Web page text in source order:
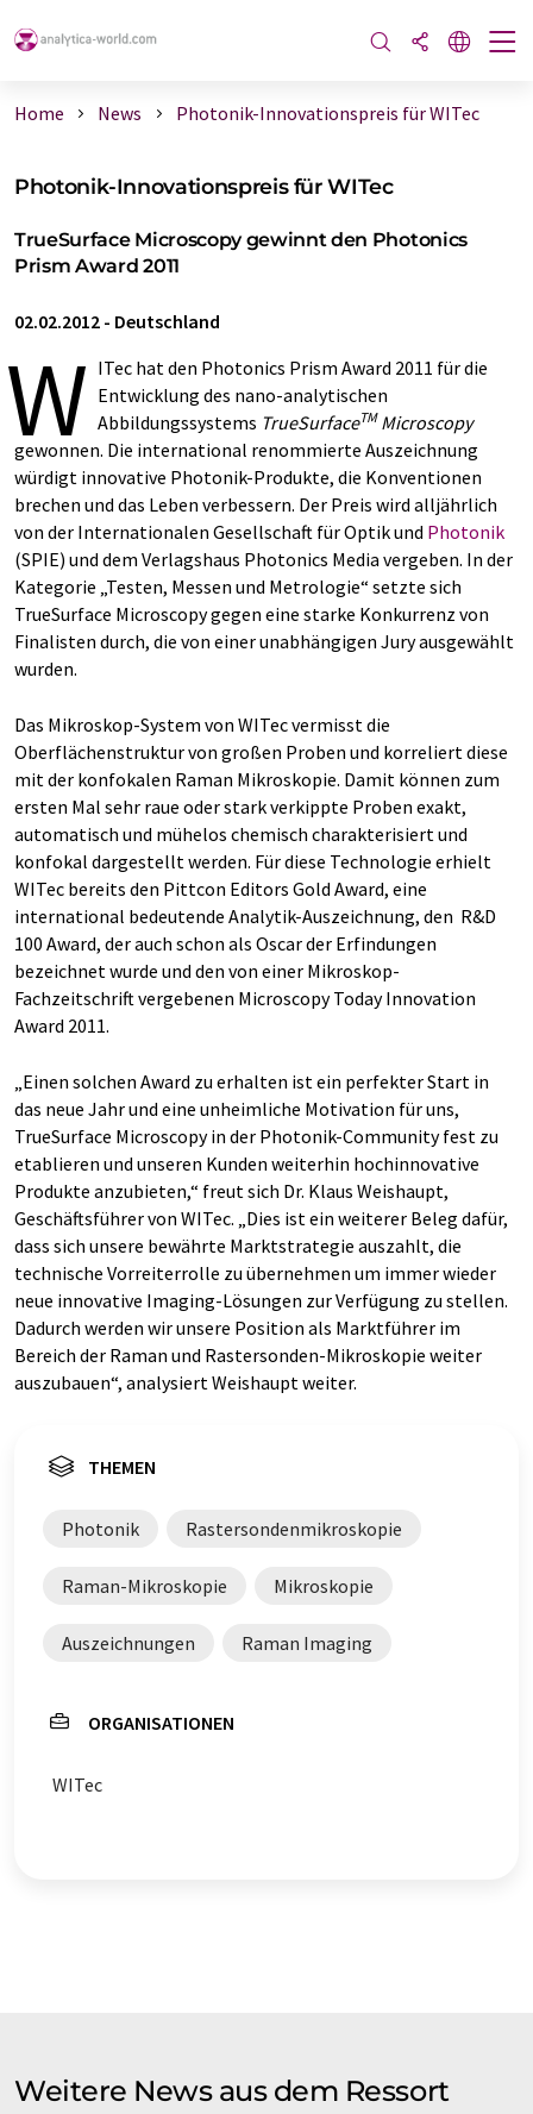
Home News Photonik-Innovationspreis für WITec
Photonik-Innovationspreis für WITec
TrueSurface Microscopy gewinnt den Photonics
Prism Award 2011
02.02.2012 - Deutschland
W ITec hat den Photonics Prism Award 2011 für die
Entwicklung des nano-analytischen
Abbildungssystems TrueSurfaceTMMicroscopy
gewonnen. Die international renommierte Auszeichnung
würdigt innovative Photonik-Produkte, die Konventionen
brechen und das Leben verbessern. Der Preis wird alljährlich
von der Internationalen Gesellschaft für Optik und Photonik
(SPIE) und dem Verlagshaus Photonics Media vergeben. In der
Kategorie „Testen, Messen und Metrologie“ setzte sich
TrueSurface Microscopy gegen eine starke Konkurrenz von
Finalisten durch, die von einer unabhängigen Jury ausgewählt
wurden.
Das Mikroskop-System von WITec vermisst die
Oberflächenstruktur von großen Proben und korreliert diese
mit der konfokalen Raman Mikroskopie. Damit können zum
ersten Mal sehr raue oder stark verkippte Proben exakt,
automatisch und mühelos chemisch charakterisiert und
konfokal dargestellt werden. Für diese Technologie erhielt
WITec bereits den Pittcon Editors Gold Award, eine
international bedeutende Analytik-Auszeichnung, den R&D
100 Award, der auch schon als Oscar der Erfindungen
bezeichnet wurde und den von einer Mikroskop-
Fachzeitschrift vergebenen Microscopy Today Innovation
Award 2011.
„Einen solchen Award zu erhalten ist ein perfekter Start in
das neue Jahr und eine unheimliche Motivation für uns,
TrueSurface Microscopy in der Photonik-Community fest zu
etablieren und unseren Kunden weiterhin hochinnovative
Produkte anzubieten,“ freut sich Dr. Klaus Weishaupt,
Geschäftsführer von WITec. „Dies ist ein weiterer Beleg dafür,
dass sich unsere bewährte Marktstrategie auszahlt, die
technische Vorreiterrolle zu übernehmen um immer wieder
neue innovative Imaging-Lösungen zur Verfügung zu stellen.
Dadurch werden wir unsere Position als Marktführer im
Bereich der Raman und Rastersonden-Mikroskopie weiter
auszubauen“, analysiert Weishaupt weiter.
THEMEN
Photonik Rastersondenmikroskopie
Raman-Mikroskopie Mikroskopie
Auszeichnungen Raman Imaging
ORGANISATIONEN
WITec
Weitere News aus dem Ressort